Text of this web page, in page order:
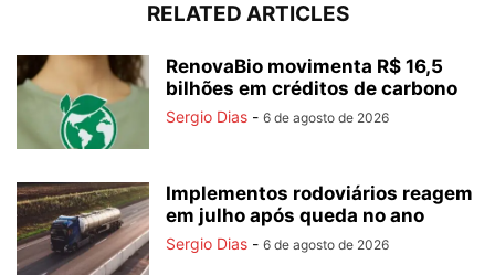
RELATED ARTICLES
RenovaBio movimenta R$ 16,5
bilhões em créditos de carbono
Sergio Dias - 6 de agosto de 2026
Implementos rodoviários reagem
em julho após queda no ano
Sergio Dias - 6 de agosto de 2026